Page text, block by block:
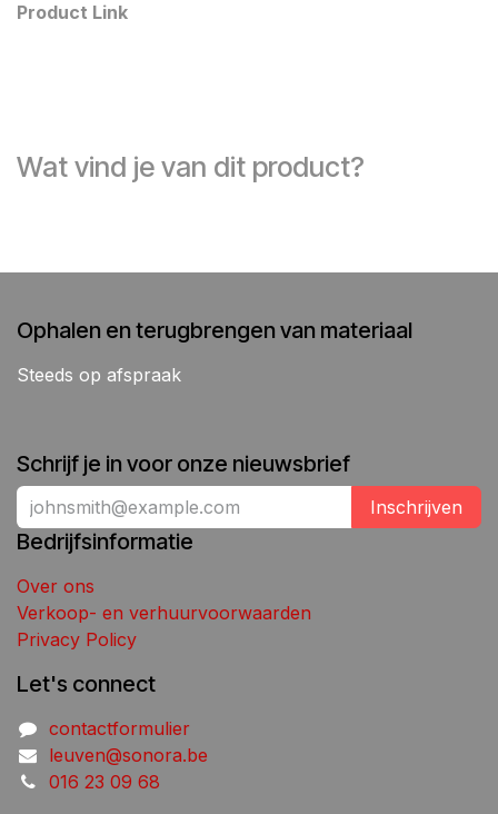
Product Link
Wat vind je van dit product?
Ophalen en terugbrengen van materiaal
Steeds op afspraak
Schrijf je in voor onze nieuwsbrief
Inschrijven
Bedrijfsinformatie
Over ons
Verkoop- en verhuurvoorwaarden
Privacy Policy
Let's connect
contactformulier
leuven@sonora.be
016 23 09 68